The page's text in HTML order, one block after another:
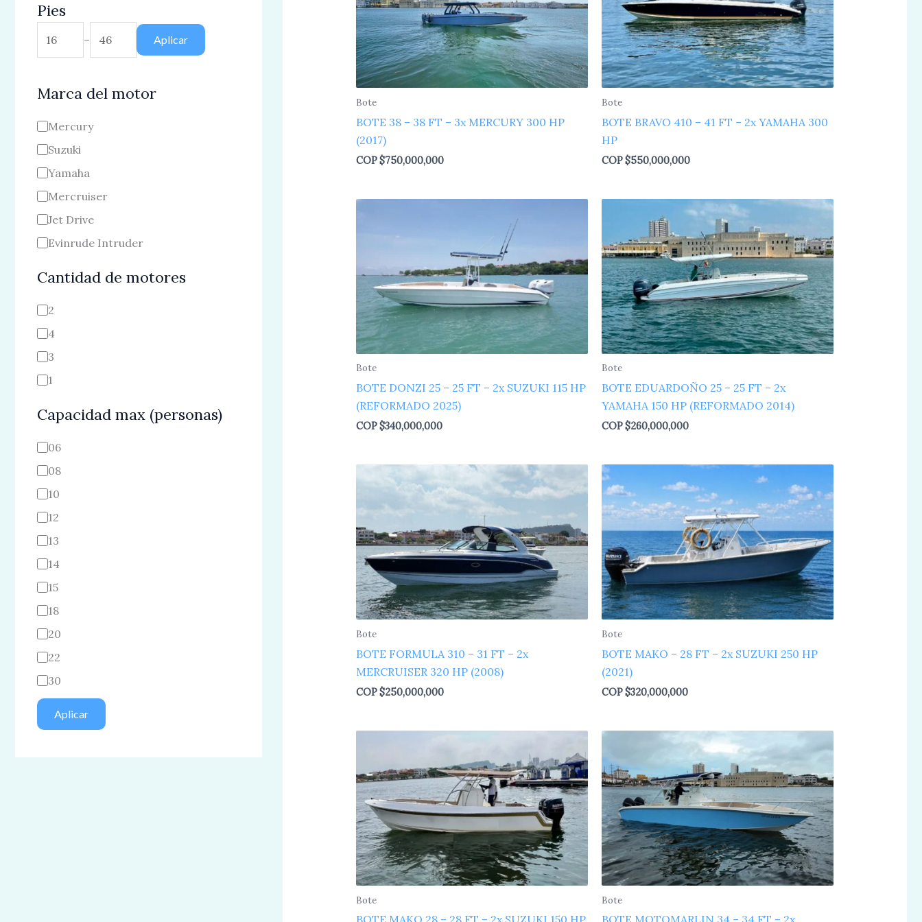
Pies
– Aplicar
Marca del motor
Mercury
Suzuki
Yamaha
Mercruiser
Jet Drive
Evinrude Intruder
Cantidad de motores
2
4
3
1
Capacidad max (personas)
06
08
10
12
13
14
15
18
20
22
30
Aplicar
Bote
BOTE 38 – 38 FT – 3x MERCURY 300 HP
(2017)
COP$750,000,000
Bote
BOTE BRAVO 410 – 41 FT – 2x YAMAHA 300
HP
COP$550,000,000
Bote
BOTE DONZI 25 – 25 FT – 2x SUZUKI 115 HP
(REFORMADO 2025)
COP$340,000,000
Bote
BOTE EDUARDOÑO 25 – 25 FT – 2x
YAMAHA 150 HP (REFORMADO 2014)
COP$260,000,000
Bote
BOTE FORMULA 310 – 31 FT – 2x
MERCRUISER 320 HP (2008)
COP$250,000,000
Bote
BOTE MAKO – 28 FT – 2x SUZUKI 250 HP
(2021)
COP$320,000,000
Bote Bote